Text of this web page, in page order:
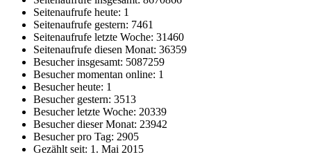
Seitenaufrufe heute: 1
Seitenaufrufe gestern: 7461
Seitenaufrufe letzte Woche: 31460
Seitenaufrufe diesen Monat: 36359
Besucher insgesamt: 5087259
Besucher momentan online: 1
Besucher heute: 1
Besucher gestern: 3513
Besucher letzte Woche: 20339
Besucher dieser Monat: 23942
Besucher pro Tag: 2905
Gezählt seit: 1. Mai 2015